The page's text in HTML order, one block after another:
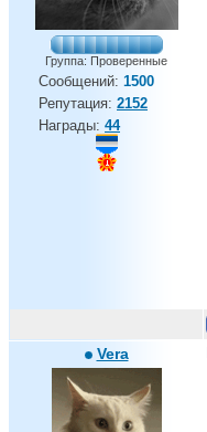
Группа: Проверенные
Сообщений: 1500
Репутация: 2152
Награды: 44
Vera